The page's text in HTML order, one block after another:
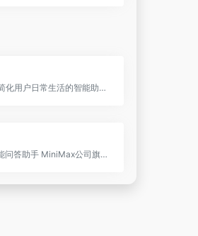
问小白是一个旨在简化用户日常生活的智能助手，它通过对话的形式提供陪伴、信息搜索、资料整理、情绪支持和生活规划等服务。
一款多功能的AI智能问答助手 MiniMax公司旗下的海螺问问，是一款依托于深度学习技术的问答系统，它采用了公司自主研发的MoE模型。